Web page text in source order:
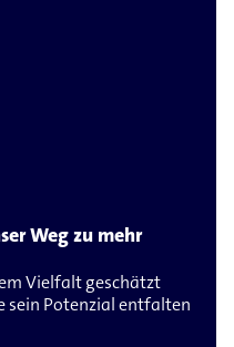
Weg zu mehr
Vielfalt geschätzt
sein Potenzial entfalten